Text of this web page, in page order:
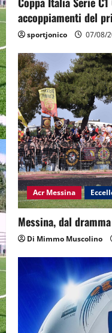
accoppiamenti del
sportjonico 07/08/
Acr Messina
Messina, dal
Di Mimmo Muscolino